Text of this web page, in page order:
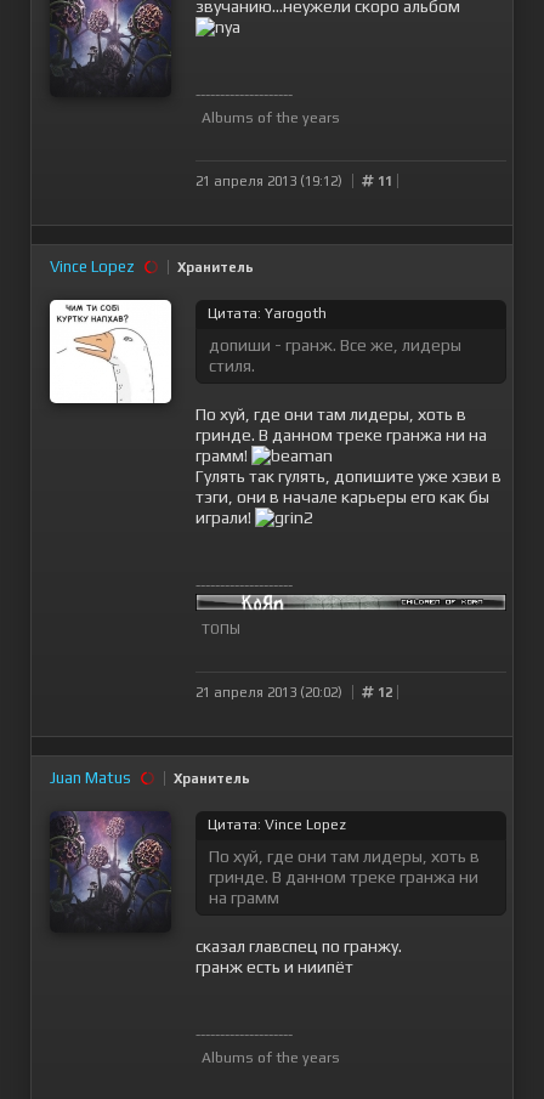
звучанию...неужели скоро альбом
--------------------
Albums of the years
21 апреля 2013 (19:12) 11
Vince Lopez Хранитель
Цитата: Yarogoth
допиши - гранж. Все же, лидеры
стиля.
По хуй, где они там лидеры, хоть в
гринде. В данном треке гранжа ни на
грамм!
Гулять так гулять, допишите уже хэви в
тэги, они в начале карьеры его как бы
играли!
--------------------
ТОПЫ
21 апреля 2013 (20:02) 12
Juan Matus Хранитель
Цитата: Vince Lopez
По хуй, где они там лидеры, хоть в
гринде. В данном треке гранжа ни
на грамм
сказал главспец по гранжу.
гранж есть и ниипёт
--------------------
Albums of the years